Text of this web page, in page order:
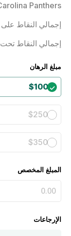
Carolina Panthers فوز/خسارة مع إعاقة
إجمالي النقاط على
إجمالي النقاط تحت
مبلغ الرهان
$100
$250
$350
المبلغ المخصص
الإرجاعات